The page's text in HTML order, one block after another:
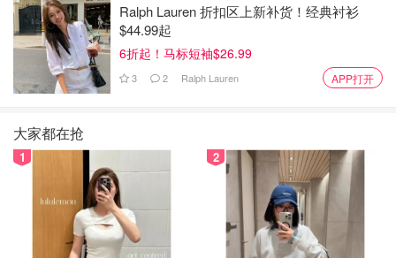
这家美食地标位于多伦多以北 Simcoe 郡迷人的
Creemore，店面别致，前身是一家加油站。 The Pine 餐厅
Ralph Lauren 折扣区上新补货！经典衬衫
$44.99起
6折起！马标短袖$26.99
3 2 Ralph Lauren APP打开
大家都在抢
1 2